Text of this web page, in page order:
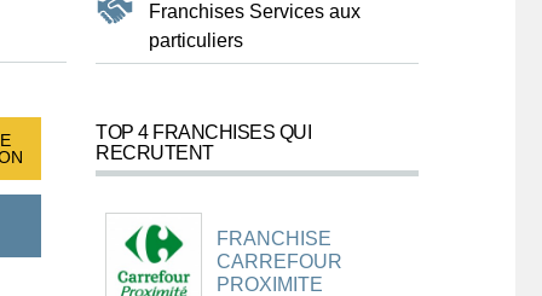
Franchises Services aux
particuliers
TOP 4 FRANCHISES QUI
RECRUTENT
FRANCHISE
CARREFOUR
PROXIMITE